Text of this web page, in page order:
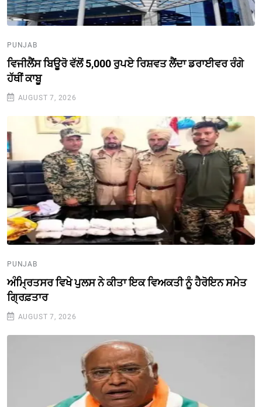
PUNJAB
ਵਿਜੀਲੈਂਸ ਬਿਊਰੋ ਵੱਲੋਂ 5,000 ਰੁਪਏ ਰਿਸ਼ਵਤ ਲੈਂਦਾ ਡਰਾਈਵਰ ਰੰਗੇ
ਹੱਥੀਂ ਕਾਬੂ
AUGUST 7, 2026
PUNJAB
ਅੰਮ੍ਰਿਤਸਰ ਵਿਖੇ ਪੁਲਸ ਨੇ ਕੀਤਾ ਇਕ ਵਿਅਕਤੀ ਨੂੰ ਹੈਰੋਇਨ ਸਮੇਤ
ਗ੍ਰਿਫ਼ਤਾਰ
AUGUST 7, 2026